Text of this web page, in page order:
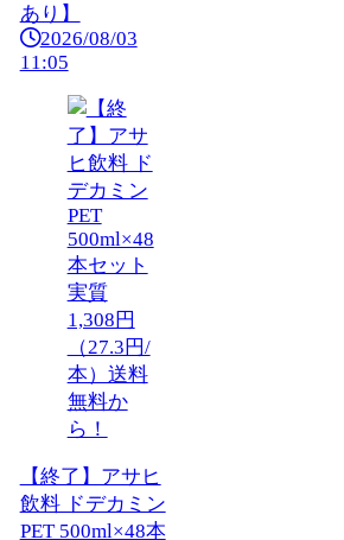
あり】
2026/08/03
11:05
【終了】アサヒ
飲料 ドデカミン
PET 500ml×48本